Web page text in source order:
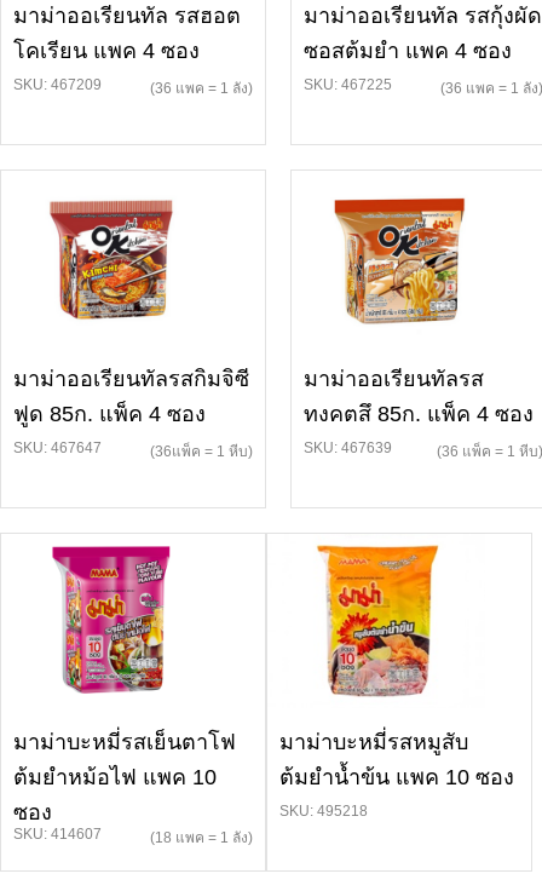
มาม่าออเรียนทัล รสฮอต
โคเรียน แพค 4 ซอง
SKU: 467209 (36 แพค = 1 ลัง)
มาม่าออเรียนทัล รสกุ้งผัด
ซอสต้มยำ แพค 4 ซอง
SKU: 467225 (36 แพค = 1 ลัง)
มาม่าออเรียนทัลรสกิมจิซี
ฟูด 85ก. แพ็ค 4 ซอง
SKU: 467647 (36แพ็ค = 1 หีบ)
มาม่าออเรียนทัลรส
ทงคตสึ 85ก. แพ็ค 4 ซอง
SKU: 467639 (36 แพ็ค = 1 หีบ)
มาม่าบะหมี่รสเย็นตาโฟ
ต้มยำหม้อไฟ แพค 10
ซอง
SKU: 414607 (18 แพค = 1 ลัง)
มาม่าบะหมี่รสหมูสับ
ต้มยำน้ำข้น แพค 10 ซอง
SKU: 495218